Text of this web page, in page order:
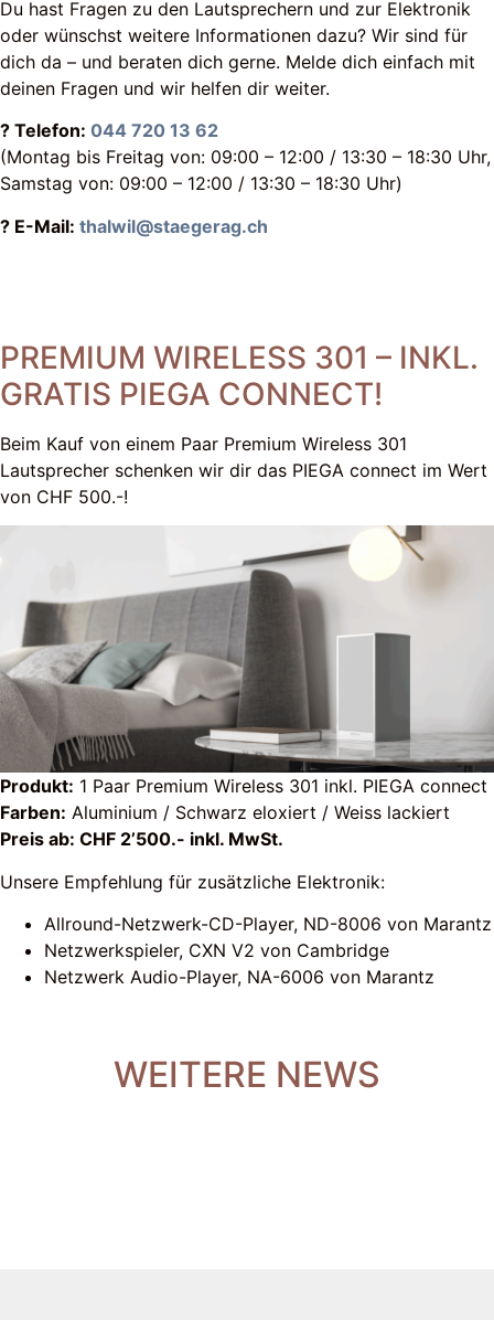
Du hast Fragen zu den Lautsprechern und zur Elektronik
oder wünschst weitere Informationen dazu? Wir sind für
dich da – und beraten dich gerne. Melde dich einfach mit
deinen Fragen und wir helfen dir weiter.
? Telefon: 044 720 13 62
(Montag bis Freitag von: 09:00 – 12:00 / 13:30 – 18:30 Uhr,
Samstag von: 09:00 – 12:00 / 13:30 – 18:30 Uhr)
? E-Mail: thalwil@staegerag.ch
PREMIUM WIRELESS 301 – INKL.
GRATIS PIEGA CONNECT!
Beim Kauf von einem Paar Premium Wireless 301
Lautsprecher schenken wir dir das PIEGA connect im Wert
von CHF 500.-!
Produkt: 1 Paar Premium Wireless 301 inkl. PIEGA connect
Farben: Aluminium / Schwarz eloxiert / Weiss lackiert
Preis ab: CHF 2’500.- inkl. MwSt.
Unsere Empfehlung für zusätzliche Elektronik:
Allround-Netzwerk-CD-Player, ND-8006 von Marantz
Netzwerkspieler, CXN V2 von Cambridge
Netzwerk Audio-Player, NA-6006 von Marantz
WEITERE NEWS